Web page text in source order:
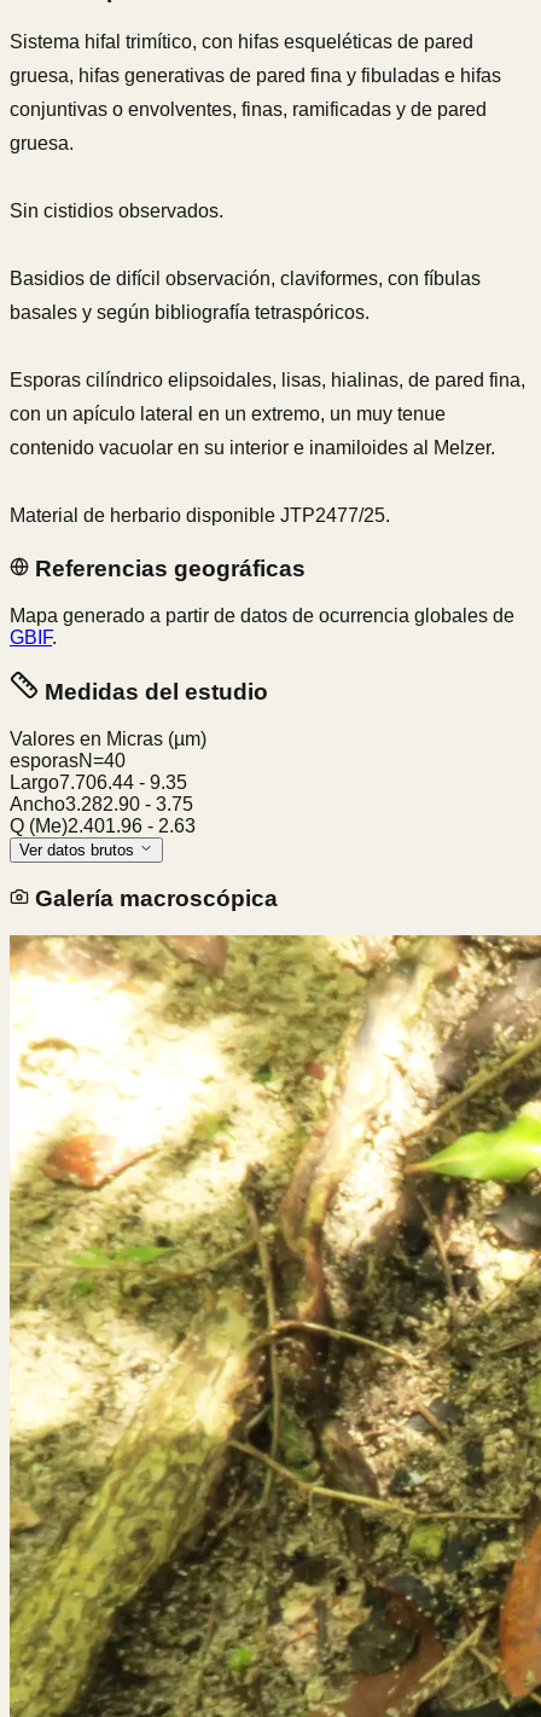
Sistema hifal trimítico, con hifas esqueléticas de pared
gruesa, hifas generativas de pared fina y fibuladas e hifas
conjuntivas o envolventes, finas, ramificadas y de pared
gruesa.
Sin cistidios observados.
Basidios de difícil observación, claviformes, con fíbulas
basales y según bibliografía tetraspóricos.
Esporas cilíndrico elipsoidales, lisas, hialinas, de pared fina,
con un apículo lateral en un extremo, un muy tenue
contenido vacuolar en su interior e inamiloides al Melzer.
Material de herbario disponible JTP2477/25.
Referencias geográficas
Mapa generado a partir de datos de ocurrencia globales de
GBIF.
Medidas del estudio
Valores en Micras (µm)
esporasN=40
Largo7.706.44 - 9.35
Ancho3.282.90 - 3.75
Q (Me)2.401.96 - 2.63
Ver datos brutos
Galería macroscópica